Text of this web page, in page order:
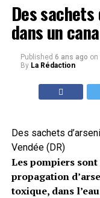
Des
dans un
Published 6 ans ago on
By La Rédaction
Des sachets
Vendée (DR)
Les pompiers
propagation
toxique, dans